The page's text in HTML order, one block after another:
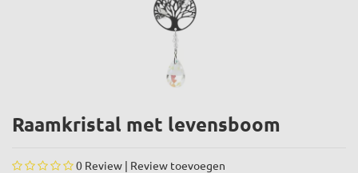
Raamkristal met levensboom
0 Review | Review toevoegen